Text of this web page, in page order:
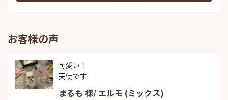
お客様の声
可愛い！
天使です
まるも 様/ エルモ (ミックス)